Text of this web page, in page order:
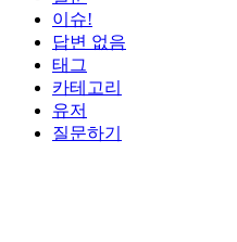
이슈!
답변 없음
태그
카테고리
유저
질문하기